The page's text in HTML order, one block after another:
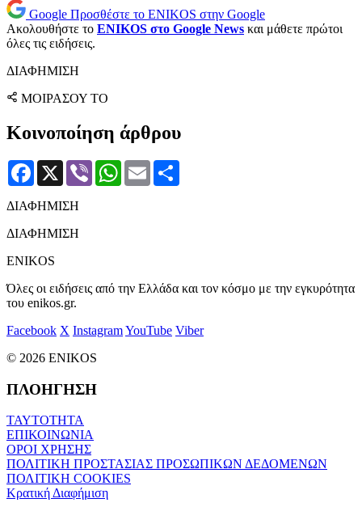
Google Προσθέστε το ENIKOS στην Google
Ακολουθήστε το ENIKOS στο Google News και μάθετε πρώτοι
όλες τις ειδήσεις.
ΔΙΑΦΗΜΙΣΗ
ΜΟΙΡΑΣΟΥ ΤΟ
Κοινοποίηση άρθρου
Facebook
X Viber WhatsApp
Email
ΔΙΑΦΗΜΙΣΗ
ΔΙΑΦΗΜΙΣΗ
ENIKOS
Όλες οι ειδήσεις από την Ελλάδα και τον κόσμο με την εγκυρότητα
του enikos.gr.
Facebook X InstagramYouTube Viber
© 2026 ENIKOS
ΠΛΟΗΓΗΣΗ
ΤΑΥΤΟΤΗΤΑ
ΕΠΙΚΟΙΝΩΝΙΑ
ΟΡΟΙ ΧΡΗΣΗΣ
ΠΟΛΙΤΙΚΗ ΠΡΟΣΤΑΣΙΑΣ ΠΡΟΣΩΠΙΚΩΝ ΔΕΔΟΜΕΝΩΝ
ΠΟΛΙΤΙΚΗ COOKIES
Κρατική Διαφήμιση